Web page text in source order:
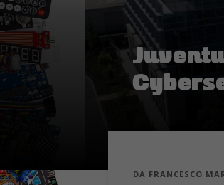
DAFRANCESCO